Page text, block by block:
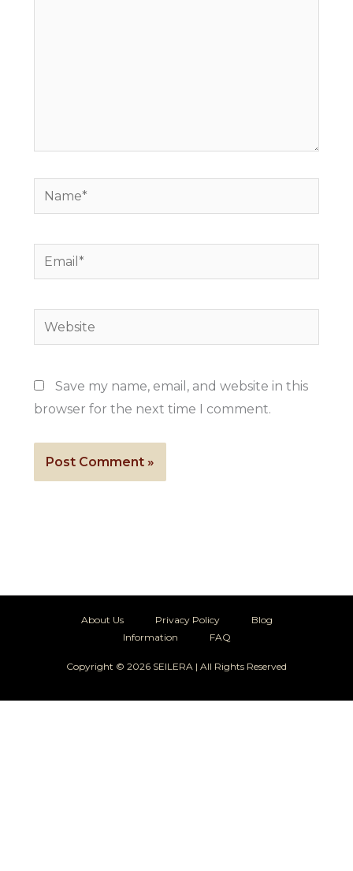
Name*
Email*
Website
Save my name, email, and website in this
browser for the next time I comment.
About Us Privacy Policy
Blog
Information
FAQ
Copyright © 2026 SEILERA | All Rights Reserved